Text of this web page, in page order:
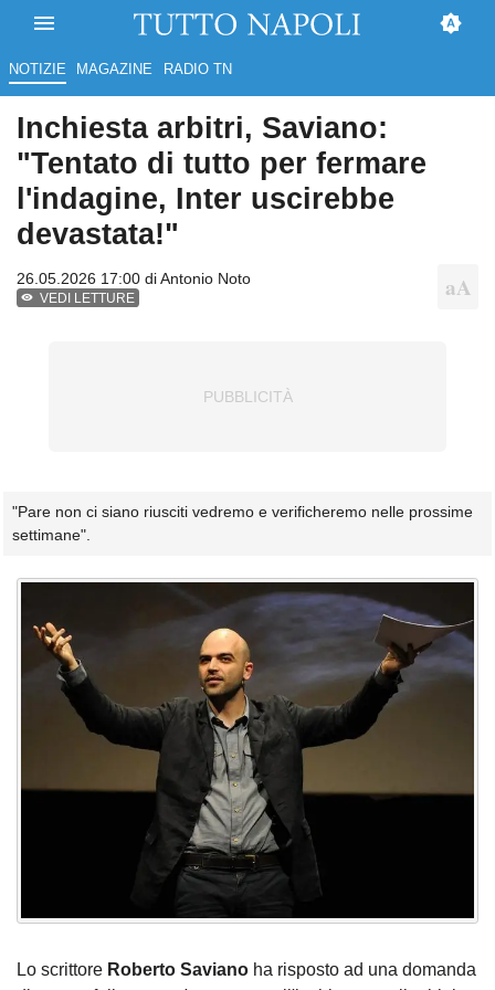
NOTIZIE MAGAZINE RADIO TN
Inchiesta arbitri, Saviano:
"Tentato di tutto per fermare
l'indagine, Inter uscirebbe
devastata!"
26.05.2026 17:00 diAntonio Noto
VEDI LETTURE
"Pare non ci siano riusciti vedremo e verificheremo nelle prossime
settimane".
Lo scrittore Roberto Saviano ha risposto ad una domanda